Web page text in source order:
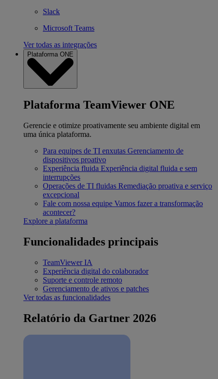
Slack
Microsoft Teams
Ver todas as integrações
Plataforma ONE
Plataforma TeamViewer ONE
Gerencie e otimize proativamente seu ambiente digital em
uma única plataforma.
Para equipes de TI enxutas Gerenciamento de
dispositivos proativo
Experiência fluida Experiência digital fluida e sem
interrupções
Operações de TI fluidas Remediação proativa e serviço
excepcional
Fale com nossa equipe Vamos fazer a transformação
acontecer?
Explore a plataforma
Funcionalidades principais
TeamViewer IA
Experiência digital do colaborador
Suporte e controle remoto
Gerenciamento de ativos e patches
Ver todas as funcionalidades
Relatório da Gartner 2026